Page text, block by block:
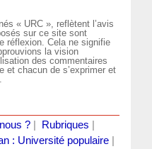
« URC », reflètent l’avis
sur ce site sont
réflexion. Cela ne signifie
la vision
des commentaires
et chacun de s’exprimer et
?| Rubriques
: Université populaire